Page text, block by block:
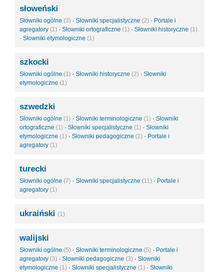
słoweński
Słowniki ogólne (3) · Słowniki specjalistyczne (2) · Portale i
agregatory (1) · Słowniki ortograficzne (1) · Słowniki historyczne (1)
· Słowniki etymologiczne (1)
szkocki
Słowniki ogólne (1) · Słowniki historyczne (2) · Słowniki
etymologiczne (1)
szwedzki
Słowniki ogólne (1) · Słowniki terminologiczne (1) · Słowniki
ortograficzne (1) · Słowniki specjalistyczne (1) · Słowniki
etymologiczne (1) · Słowniki pedagogiczne (1) · Portale i
agregatory (1)
turecki
Słowniki ogólne (7) · Słowniki specjalistyczne (11) · Portale i
agregatory (1)
ukraiński (1)
walijski
Słowniki ogólne (5) · Słowniki terminologiczne (5) · Portale i
agregatory (3) · Słowniki pedagogiczne (3) · Słowniki
etymologiczne (1) · Słowniki specjalistyczne (1) · Słowniki